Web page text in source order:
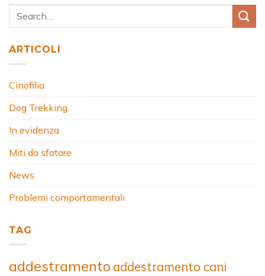
ARTICOLI
Cinofilia
Dog Trekking
In evidenza
Miti da sfatare
News
Problemi comportamentali
TAG
addestramento addestramento cani